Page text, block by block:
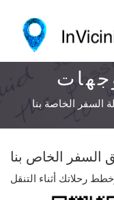
السفر الخاصة بنا
السفر الخاص بنا
رحلاتك أثناء التنقل